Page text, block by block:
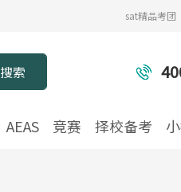
sat精品考团
AEAS 竞赛 择校备考